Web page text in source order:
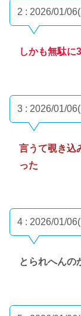
2 : 2026/01/
しかも無駄に
3 : 2026/01/
言うて覗き込
った
4 : 2026/01/
とられへんの